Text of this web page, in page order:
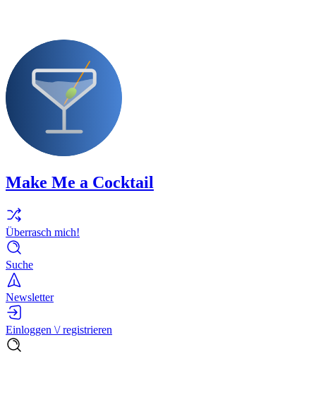
Make Me a Cocktail
Überrasch mich!
Suche
Newsletter
Einloggen \/ registrieren